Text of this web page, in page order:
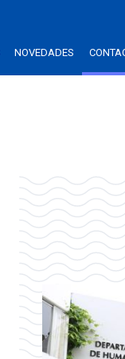
NOVEDADES